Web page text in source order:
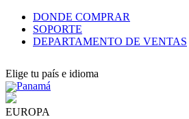
DONDE COMPRAR
SOPORTE
DEPARTAMENTO DE VENTAS
Elige tu país e idioma
Panamá
EUROPA